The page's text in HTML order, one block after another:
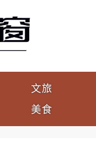
文旅
美食